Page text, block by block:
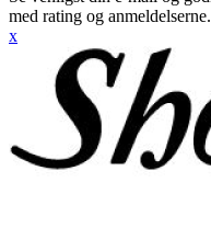
med rating og anmeldelserne.
x